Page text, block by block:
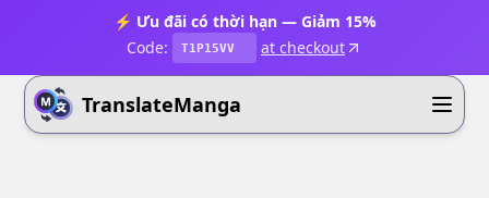
⚡ Ưu đãi có thời hạn — Giảm 15%
Code:
T1P15VV at checkout
TranslateManga